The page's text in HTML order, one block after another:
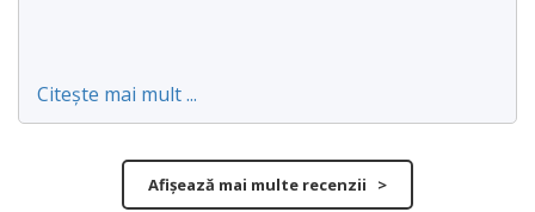
Citește mai mult ...
Afișează mai multe recenzii >